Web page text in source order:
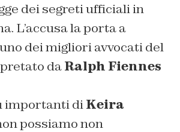
dei segreti ufficiali in
L’accusa la porta a
dei migliori avvocati del
daRalph Fiennes
importanti diKeira
possiamo non